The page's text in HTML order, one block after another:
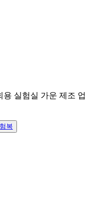
실험실 가운 제조 업
복